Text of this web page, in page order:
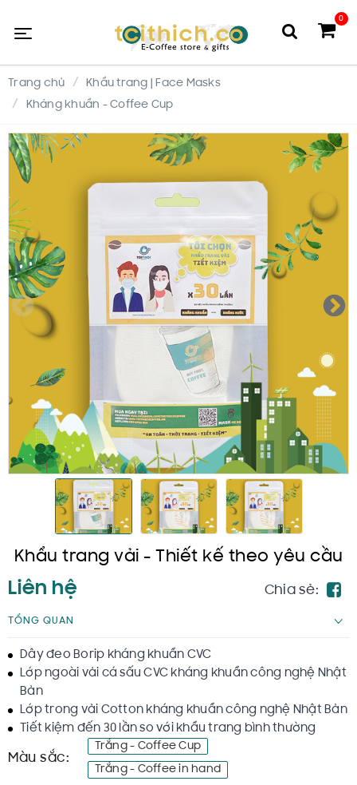
0
Trang chủ
Khẩu trang | Face Masks
Kháng khuẩn - Coffee Cup
Khẩu trang vải - Thiết kế theo yêu cầu
Liên hệ Chia sẻ:
TỔNG QUAN
Dây đeo Borip kháng khuẩn CVC
Lớp ngoài vải cá sấu CVC kháng khuẩn công nghệ Nhật
Bản
Lớp trong vải Cotton kháng khuẩn công nghệ Nhật Bản
Tiết kiệm đến 30 lần so với khẩu trang bình thường
Màu sắc:
Trắng - Coffee Cup
Trắng - Coffee in hand